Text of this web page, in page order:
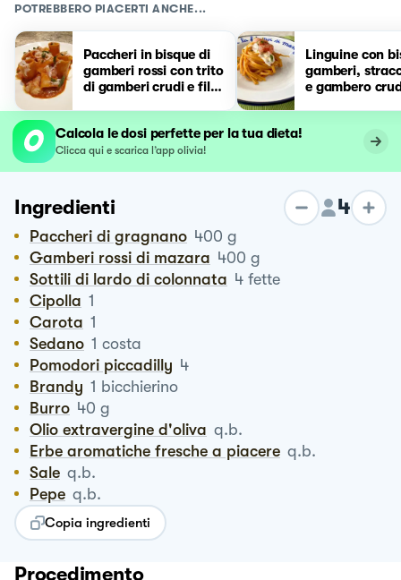
POTREBBERO PIACERTI ANCHE...
Paccheri in bisque di
gamberi rossi con trito
di gamberi crudi e fili
Linguine con
gamberi,
e gambero
Calcola le dosi perfette per la tua dieta!
Clicca qui e scarica l’app olivia!
Ingredienti 4
Paccheri di gragnano 400 g
Gamberi rossi di mazara 400 g
Sottili di lardo di colonnata 4 fette
Cipolla 1
Carota 1
Sedano 1 costa
Pomodori piccadilly 4
Brandy 1 bicchierino
Burro 40 g
Olio extravergine d'oliva q.b.
Erbe aromatiche fresche a piacere q.b.
Sale q.b.
Pepe q.b.
Copia ingredienti
Procedimento